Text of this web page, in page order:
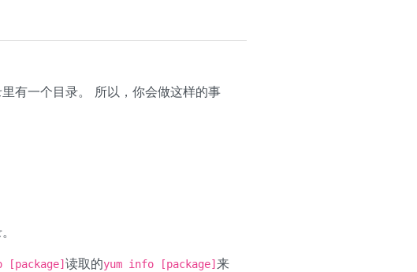
有一个目录。 所以，你会做这样的事
[package] 读取的yum info [package] 来